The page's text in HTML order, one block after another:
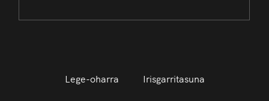
Lege-oharra Irisgarritasuna